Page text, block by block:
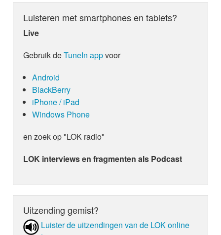
Luisteren met smartphones en tablets?
Live
Gebruik deTuneIn appvoor
Android
BlackBerry
iPhone / iPad
Windows Phone
en zoek op "LOK radio"
LOK interviews en fragmenten als Podcast
Uitzending gemist?
Luister de uit­zen­din­gen van de LOK online